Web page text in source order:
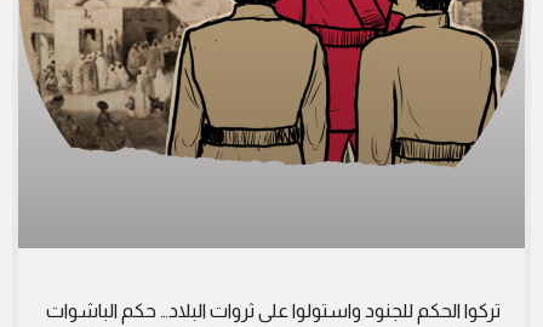
تركوا الحكم للجنود واستولوا على ثروات البلاد… حكم الباشوات